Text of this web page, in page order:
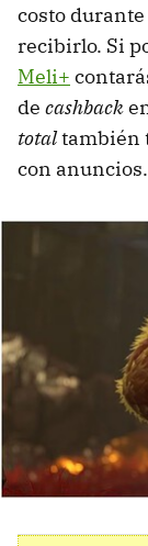
costo
recibirlo. Si
Meli+
de cashback
totaltambién
con anuncios.